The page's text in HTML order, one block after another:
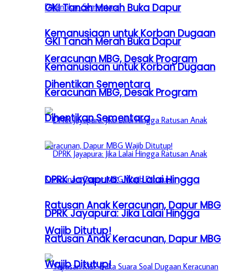
GKI Tanah Merah Buka Dapur
Kemanusiaan untuk Korban Dugaan
Keracunan MBG, Desak Program
Dihentikan Sementara
DPRK Jayapura: Jika Lalai Hingga
Ratusan Anak Keracunan, Dapur MBG
Wajib Ditutup!
GKI Tanah Merah Buka Dapur
Kemanusiaan untuk Korban Dugaan
Keracunan MBG, Desak Program
Dihentikan Sementara
DPRK Jayapura: Jika Lalai Hingga
Ratusan Anak Keracunan, Dapur MBG
Wajib Ditutup!